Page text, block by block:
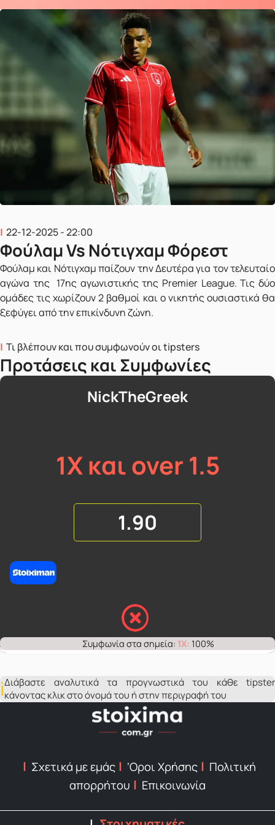
22-12-2025 - 22:00
Φούλαμ Vs Νότιγχαμ Φόρεστ
Φούλαμ και Νότιγχαμ παίζουν την Δευτέρα για τον τελευταίο
αγώνα της 17ης αγωνιστικής της Premier League. Τις δύο
ομάδες τις χωρίζουν 2 βαθμοί και ο νικητής ουσιαστικά θα
ξεφύγει από την επικίνδυνη ζώνη.
Τι βλέπουν και που συμφωνούν οι tipsters
Προτάσεις και Συμφωνίες
NickTheGreek
1X και over 1.5
1.90
1X: 100%
Διάβαστε αναλυτικά τα προγνωστικά του κάθε tipster
κάνοντας κλικ στο όνομά του ή στην περιγραφή του
Σχετικά με εμάς ‘Οροι Χρήσης
Πολιτική
απορρήτου
Επικοινωνία